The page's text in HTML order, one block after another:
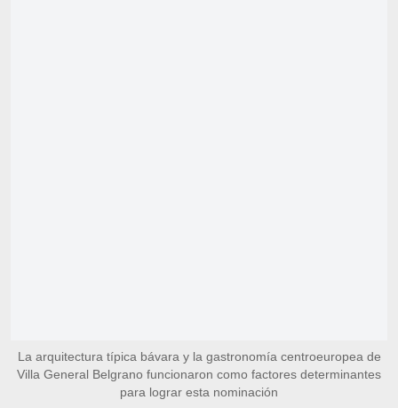
La arquitectura típica bávara y la gastronomía centroeuropea de
Villa General Belgrano funcionaron como factores determinantes
para lograr esta nominación